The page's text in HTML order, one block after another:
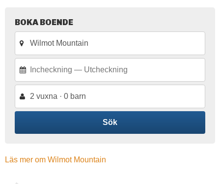
BOKA BOENDE
2 vuxna · 0 barn
Sök
Läs mer om Wilmot Mountain